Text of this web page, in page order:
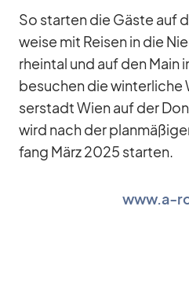
So star­ten die Gäste auf
weise mit Rei­sen in die
rhein­tal und auf den Main
be­su­chen die win­ter­li­che
ser­stadt Wien auf der
wird nach der
fang März 2025 star­ten.